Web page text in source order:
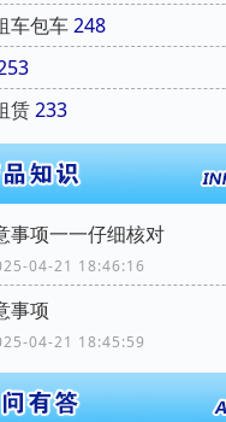
车包车248
赁233
事项一一仔细核对
04-21 18:46:16
事项
04-21 18:45:59